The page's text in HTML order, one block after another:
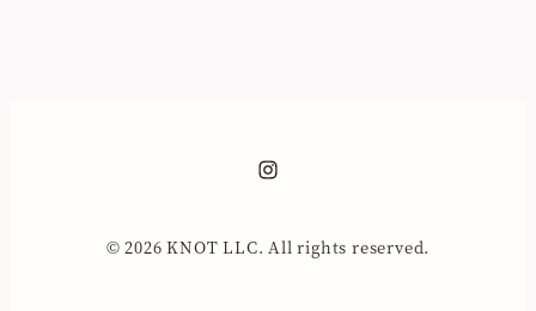
Instagram
© 2026 KNOT LLC. All rights reserved.